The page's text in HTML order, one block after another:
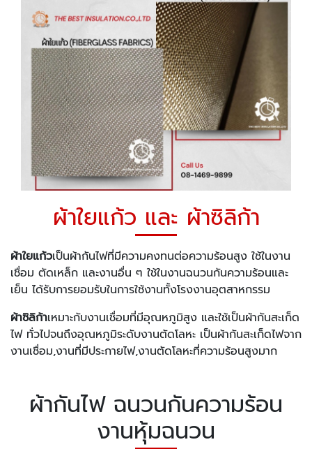
ผ้าใยแก้ว และ ผ้าซิลิก้า
ผ้าใยแก้วเป็นผ้ากันไฟที่มีความคงทนต่อความร้อนสูง ใช้ในงาน
เชื่อม ตัดเหล็ก และงานอื่น ๆ ใช้ในงานฉนวนกันความร้อนและ
เย็น ได้รับการยอมรับในการใช้งานทั้งโรงงานอุตสาหกรรม
ผ้าซิลิก้าเหมาะกับงานเชื่อมที่มีอุณหภูมิสูง และใช้เป็นผ้ากันสะเก็ด
ไฟ ทั่วไปจนถึงอุณหภูมิระดับงานตัดโลหะ เป็นผ้ากันสะเก็ดไฟจาก
งานเชื่อม,งานที่มีประกายไฟ,งานตัดโลหะที่ความร้อนสูงมาก
ผ้ากันไฟ ฉนวนกันความร้อน
งานหุ้มฉนวน